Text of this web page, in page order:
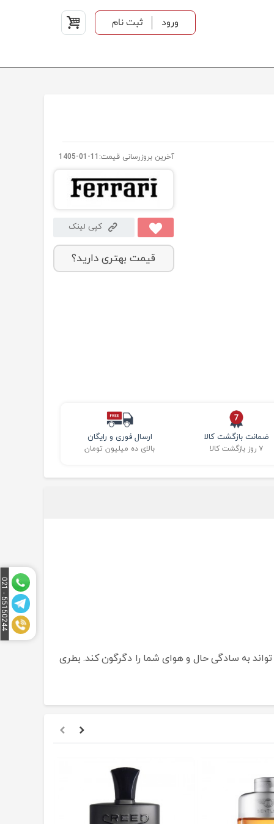
ورود ثبت نام
آخرین بروزرسانی قیمت: 1405-01-11
کپی لینک
قیمت بهتری دارید؟
ارسال فوری و رایگان
بالای ده میلیون تومان
ضمانت بازگشت کالا
۷ روز بازگشت کالا
که می تواند به سادگی حال و هوای شما را دگرگون کند. بطری